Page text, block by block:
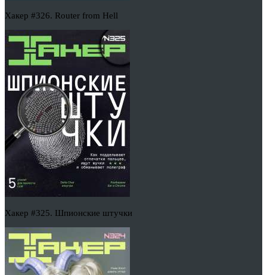
Хакер #326. Router from Hell
Хакер #325. Шпионские штучки